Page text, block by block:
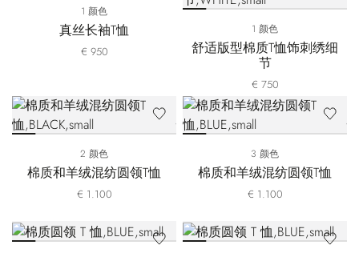
1 颜色
真丝长袖T恤
€ 950
1 颜色
舒适版型棉质T恤饰刺绣细
节
€ 750
2 颜色
棉质和羊绒混纺圆领T恤
€ 1.100
3 颜色
棉质和羊绒混纺圆领T恤
€ 1.100